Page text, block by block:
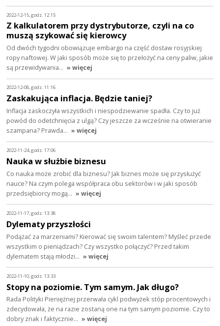
2022-12-15, godz. 12:15
Z kalkulatorem przy dystrybutorze, czyli na co
muszą szykować się kierowcy
Od dwóch tygodni obowiązuje embargo na część dostaw rosyjskiej
ropy naftowej. W jaki sposób może się to przełożyć na ceny paliw, jakie
są przewidywania… » więcej
2022-12-08, godz. 11:16
Zaskakująca inflacja. Będzie taniej?
Inflacja zaskoczyła wszystkich i niespodziewanie spadła. Czy to już
powód do odetchnięcia z ulgą? Czy jeszcze za wcześnie na otwieranie
szampana? Prawda… » więcej
2022-11-24, godz. 17:06
Nauka w służbie biznesu
Co nauka może zrobić dla biznesu? Jak biznes może się przysłużyć
nauce? Na czym polega współpraca obu sektorów i w jaki sposób
przedsiębiorcy mogą… » więcej
2022-11-17, godz. 13:38
Dylematy przyszłości
Podążać za marzeniami? Kierować się swoim talentem? Myśleć przede
wszystkim o pieniądzach? Czy wszystko połączyć? Przed takim
dylematem stają młodzi… » więcej
2022-11-10, godz. 13:33
Stopy na poziomie. Tym samym. Jak długo?
Rada Polityki Pieniężnej przerwała cykl podwyżek stóp procentowych i
zdecydowała, że na razie zostaną one na tym samym poziomie. Czy to
dobry znak i faktycznie… » więcej